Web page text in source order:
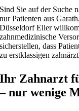
Sind Sie auf der Suche
nur Patienten aus
Düsseldorf Eller
zahnmedizinische
sicherstellen, dass
zu erstklassigen
Ihr Zahnarzt
– nur wenige